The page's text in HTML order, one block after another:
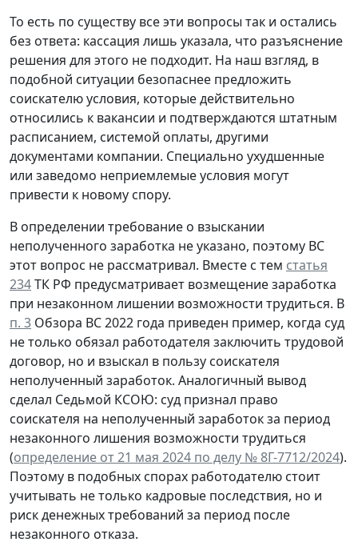
То есть по существу все эти вопросы так и остались
без ответа: кассация лишь указала, что разъяснение
решения для этого не подходит. На наш взгляд, в
подобной ситуации безопаснее предложить
соискателю условия, которые действительно
относились к вакансии и подтверждаются штатным
расписанием, системой оплаты, другими
документами компании. Специально ухудшенные
или заведомо неприемлемые условия могут
привести к новому спору.
В определении требование о взыскании
неполученного заработка не указано, поэтому ВС
этот вопрос не рассматривал. Вместе с тем статья
234ТК РФ предусматривает возмещение заработка
при незаконном лишении возможности трудиться. В
п. 3 Обзора ВС 2022 года приведен пример, когда суд
не только обязал работодателя заключить трудовой
договор, но и взыскал в пользу соискателя
неполученный заработок. Аналогичный вывод
сделал Седьмой КСОЮ: суд признал право
соискателя на неполученный заработок за период
незаконного лишения возможности трудиться
(определение от 21 мая 2024 по делу № 8Г-7712/2024).
Поэтому в подобных спорах работодателю стоит
учитывать не только кадровые последствия, но и
риск денежных требований за период после
незаконного отказа.